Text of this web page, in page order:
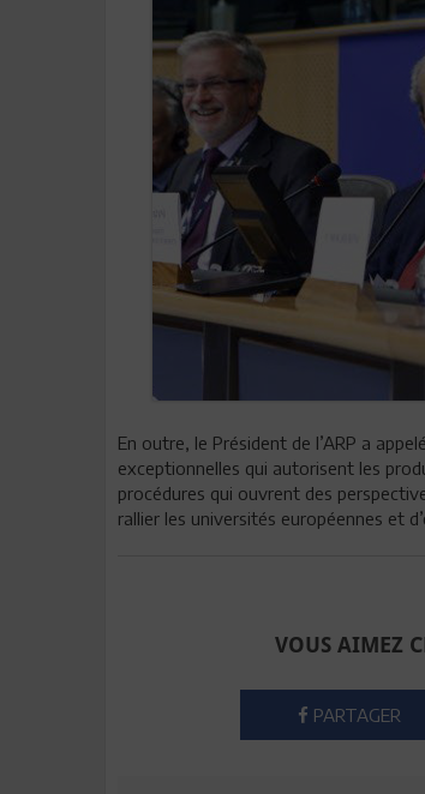
En outre, le Président de l’ARP a
exceptionnelles qui autorisent les
procédures qui ouvrent des
rallier les universités européennes et
VOUS AIMEZ
PARTAGER